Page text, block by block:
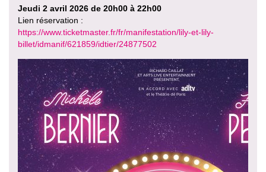
Jeudi 2 avril 2026 de 20h00 à 22h00
Lien réservation :
https://www.ticketmaster.fr/fr/manifestation/lily-et-lily-
billet/idmanif/621859/idtier/24877502